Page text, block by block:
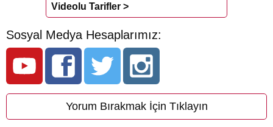
Videolu Tarifler >
Sosyal Medya Hesaplarımız:
Yorum Bırakmak İçin Tıklayın